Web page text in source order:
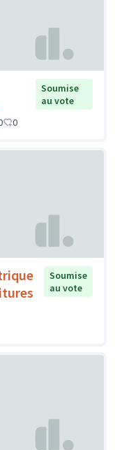
Soumise
au vote
0
Soumise
au vote